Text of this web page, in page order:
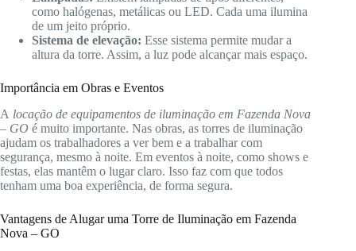
como halógenas, metálicas ou LED. Cada uma ilumina
de um jeito próprio.
Sistema de elevação: Esse sistema permite mudar a
altura da torre. Assim, a luz pode alcançar mais espaço.
Importância em Obras e Eventos
A locação de equipamentos de iluminação em Fazenda Nova
– GO é muito importante. Nas obras, as torres de iluminação
ajudam os trabalhadores a ver bem e a trabalhar com
segurança, mesmo à noite. Em eventos à noite, como shows e
festas, elas mantêm o lugar claro. Isso faz com que todos
tenham uma boa experiência, de forma segura.
Vantagens de Alugar uma Torre de Iluminação em Fazenda
Nova – GO